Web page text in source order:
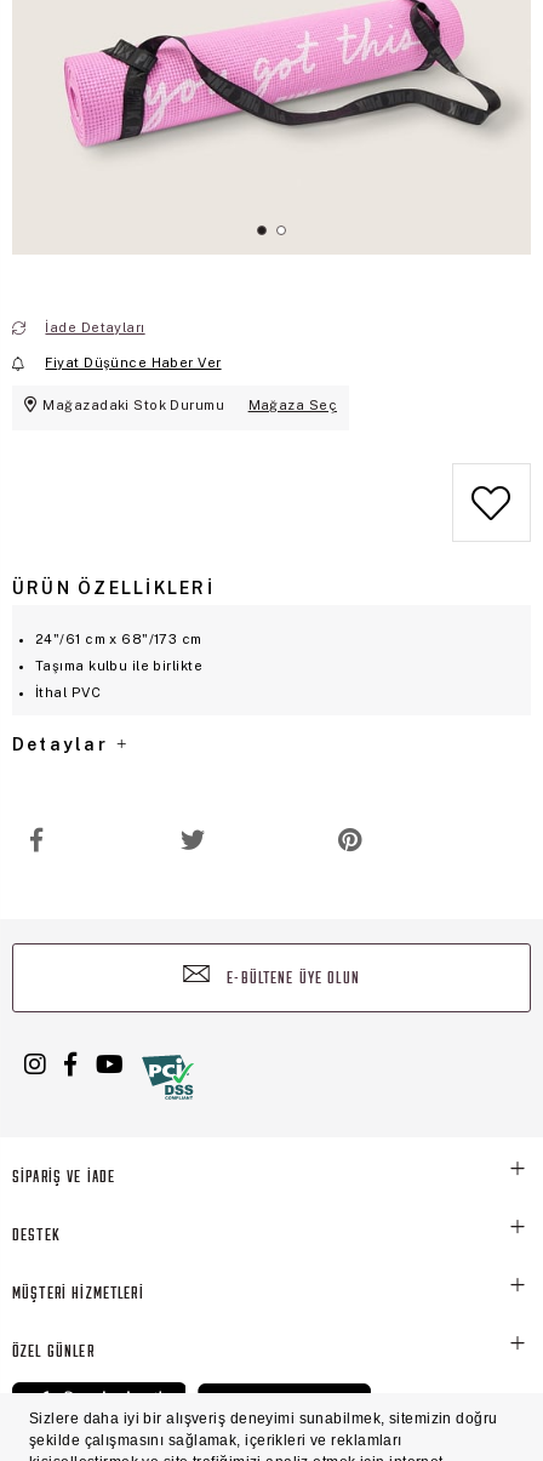
İade Detayları
Fiyat Düşünce Haber Ver
Mağazadaki Stok Durumu Mağaza Seç
ÜRÜN ÖZELLIKLERI
24"/61 cm x 68"/173 cm
Taşıma kulbu ile birlikte
İthal PVC
Detaylar
E-BÜLTENE ÜYE OLUN
SİPARİŞ VE İADE
DESTEK
MÜŞTERİ HİZMETLERİ
ÖZEL GÜNLER